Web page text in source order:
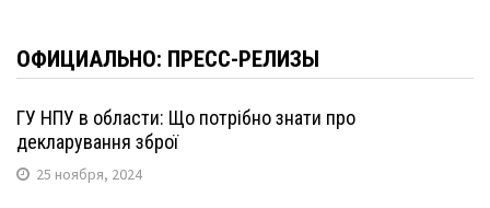
ОФИЦИАЛЬНО: ПРЕСС-РЕЛИЗЫ
ГУ НПУ в области: Що потрібно знати про
декларування зброї
25 ноября, 2024